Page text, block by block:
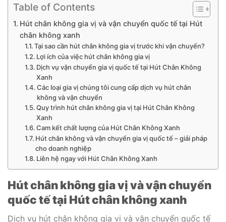
Table of Contents
Hút chân không gia vị và vận chuyển quốc tế tại Hút
chân không xanh
Tại sao cần hút chân không gia vị trước khi vận chuyển?
Lợi ích của việc hút chân không gia vị
Dịch vụ vận chuyển gia vị quốc tế tại Hút Chân Không
Xanh
Các loại gia vị chúng tôi cung cấp dịch vụ hút chân
không và vận chuyển
Quy trình hút chân không gia vị tại Hút Chân Không
Xanh
Cam kết chất lượng của Hút Chân Không Xanh
Hút chân không và vận chuyển gia vị quốc tế – giải pháp
cho doanh nghiệp
Liên hệ ngay với Hút Chân Không Xanh
Hút chân không gia vị và vận chuyển
quốc tế tại Hút chân không xanh
Dịch vụ hút chân không gia vị và vận chuyển quốc tế